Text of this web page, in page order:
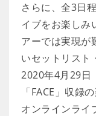
さらに、全3日
イブをお楽しみ
アーでは実現が
いセットリスト
2020年4月29日
「FACE」収録
オンラインライ